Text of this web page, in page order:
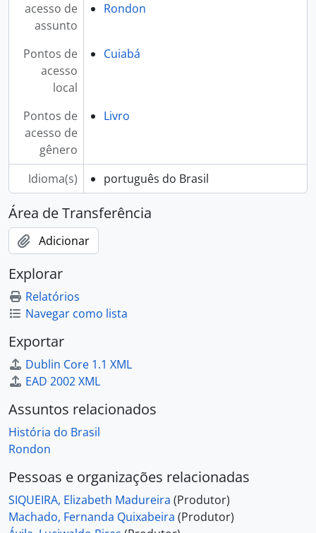
acesso de
assunto
Rondon
Pontos de
acesso
local
Cuiabá
Pontos de
acesso de
gênero
Livro
Idioma(s) português do Brasil
Área de Transferência
Adicionar
Explorar
Relatórios
Navegar como lista
Exportar
Dublin Core 1.1 XML
EAD 2002 XML
Assuntos relacionados
História do Brasil
Rondon
Pessoas e organizações relacionadas
SIQUEIRA, Elizabeth Madureira (Produtor)
Machado, Fernanda Quixabeira (Produtor)